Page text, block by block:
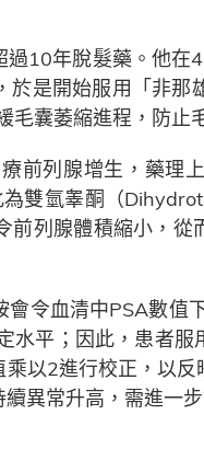
10年脫髮藥。他在
是開始服用「非那
囊萎縮進程，防止
前列腺增生，藥理
雙氫睾酮（
前列腺體積縮小，從
令血清中PSA數值
水平；因此，患者服
以2進行校正，以
異常升高，需進一步